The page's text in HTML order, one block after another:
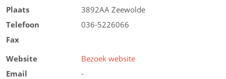
Plaats
3892AA Zeewolde
Telefoon
036-5226066
Fax
Website
Bezoek website
Email
-